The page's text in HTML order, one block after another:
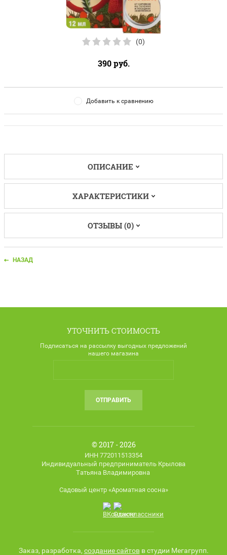
(0)
390руб.
Добавить к сравнению
ОПИСАНИЕ
ХАРАКТЕРИСТИКИ
ОТЗЫВЫ (0)
НАЗАД
УТОЧНИТЬ СТОИМОСТЬ
Подписаться на рассылку выгодных предложений
нашего магазина
ОТПРАВИТЬ
© 2017 - 2026
ИНН 772011513354
Индивидуальный предприниматель Крылова
Татьяна Владимировна
Садовый центр «Ароматная сосна»
Заказ, разработка, создание сайтовв студии Мегагрупп.